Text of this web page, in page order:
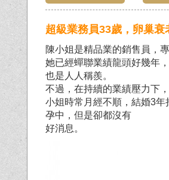
超級業務員33歲，卵巢衰
陳小姐是精品業的銷售員，
她已經蟬聯業績龍頭好幾年
也是人人稱羨。
不過，在持續的業績壓力下
小姐時常月經不順，結婚3年
孕中，但是卻都沒有
好消息。